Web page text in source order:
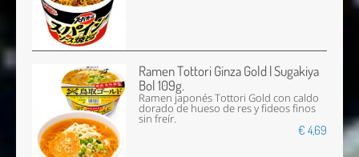
Ramen Tottori Ginza Gold | Sugakiya
Bol 109g.
Ramen japonés Tottori Gold con caldo
dorado de hueso de res y fideos finos
sin freír.
€ 4,69